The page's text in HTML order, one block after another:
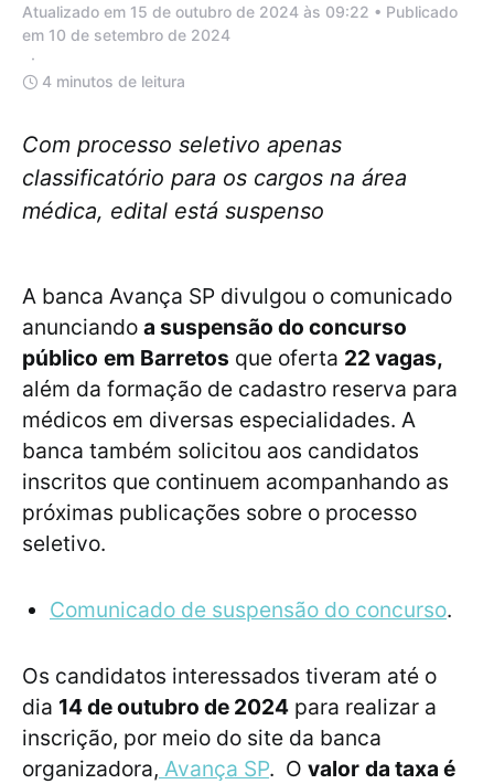
Atualizado em 15 de outubro de 2024 às 09:22 • Publicado
em 10 de setembro de 2024
4 minutos de leitura
Com processo seletivo apenas
classificatório para os cargos na área
médica, edital está suspenso
A banca Avança SP divulgou o comunicado
anunciando a suspensão do concurso
público em Barretos que oferta 22 vagas,
além da formação de cadastro reserva para
médicos em diversas especialidades. A
banca também solicitou aos candidatos
inscritos que continuem acompanhando as
próximas publicações sobre o processo
seletivo.
Comunicado de suspensão do concurso.
Os candidatos interessados tiveram até o
dia 14 de outubro de 2024 para realizar a
inscrição, por meio do site da banca
organizadora, Avança SP. O valor da taxa é